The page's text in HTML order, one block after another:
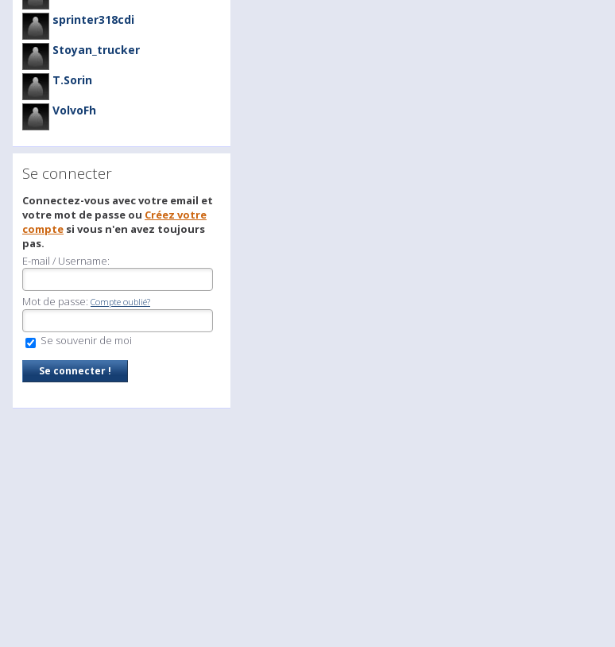
sprinter318cdi
Stoyan_trucker
T.Sorin
VolvoFh
Se connecter
Connectez-vous avec votre email et
votre mot de passe ou Créez votre
compte si vous n'en avez toujours
pas.
E-mail / Username:
Mot de passe: Compte oublié?
Se souvenir de moi